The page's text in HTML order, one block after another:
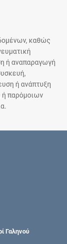
καθώς
ή αναπαραγωγή
ή ανάπτυξη
ή παρόμοιων
Γαληνού